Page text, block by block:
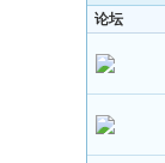
论坛